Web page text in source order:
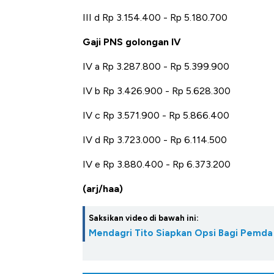
III d Rp 3.154.400 - Rp 5.180.700
Gaji PNS golongan IV
IV a Rp 3.287.800 - Rp 5.399.900
IV b Rp 3.426.900 - Rp 5.628.300
IV c Rp 3.571.900 - Rp 5.866.400
IV d Rp 3.723.000 - Rp 6.114.500
IV e Rp 3.880.400 - Rp 6.373.200
(arj/haa)
Saksikan video di bawah ini:
Mendagri Tito Siapkan Opsi Bagi